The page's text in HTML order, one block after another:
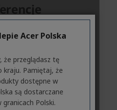
Acer Polska
że przeglądasz tę
kraju. Pamiętaj, że
dostępne w
są dostarczane
granicach Polski.